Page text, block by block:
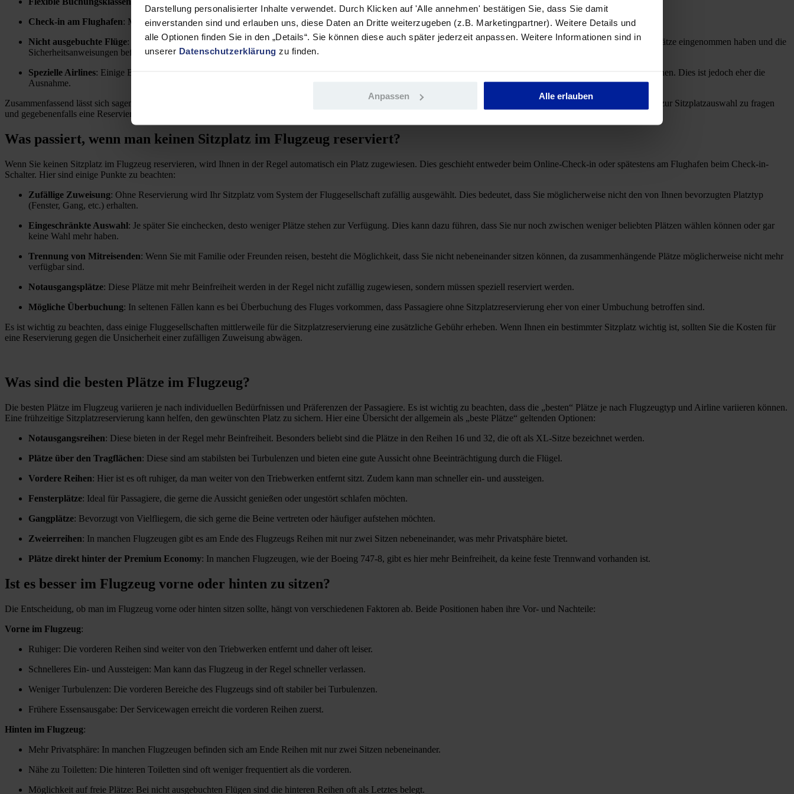
Darstellung personalisierter Inhalte verwendet. Durch Klicken auf 'Alle annehmen' bestätigen Sie, dass Sie damit
einverstanden sind und erlauben uns, diese Daten an Dritte weiterzugeben (z.B. Marketingpartner). Weitere Details und
alle Optionen finden Sie in den „Details“. Sie können diese auch später jederzeit anpassen. Weitere Informationen sind in
unserer Datenschutzerklärung zu finden.
Anpassen Alle erlauben
Check-in am Flughafen: Manchmal ist es möglich, beim Check-in am Flughafen nach einem bestimmten Sitzplatz zu fragen, sofern noch Plätze verfügbar sind.
Nicht ausgebuchte Flüge: Bei Flügen, die nicht voll besetzt sind, erlauben einige Airlines nach dem Start einen Platzwechsel, sofern alle Passagiere ihre zugewiesenen Plätze eingenommen haben und die
Sicherheitsanweisungen befolgt wurden.
Spezielle Airlines: Einige Billigfluggesellschaften praktizieren eine „freie Sitzplatzwahl“, bei der die Passagiere sich nach dem Boarding einen freien Platz aussuchen können. Dies ist jedoch eher die
Ausnahme.
Zusammenfassend lässt sich sagen, dass eine völlig freie Platzwahl im Flugzeug eher selten ist. Es empfiehlt sich, bei der Buchung oder beim Check-in nach den Möglichkeiten zur Sitzplatzauswahl zu fragen
und gegebenenfalls eine Reservierung vorzunehmen, um den gewünschten Platz zu sichern.
Was passiert, wenn man keinen Sitzplatz im Flugzeug reserviert?
Wenn Sie keinen Sitzplatz im Flugzeug reservieren, wird Ihnen in der Regel automatisch ein Platz zugewiesen. Dies geschieht entweder beim Online-Check-in oder spätestens am Flughafen beim Check-in-
Schalter. Hier sind einige Punkte zu beachten:
Zufällige Zuweisung: Ohne Reservierung wird Ihr Sitzplatz vom System der Fluggesellschaft zufällig ausgewählt. Dies bedeutet, dass Sie möglicherweise nicht den von Ihnen bevorzugten Platztyp
(Fenster, Gang, etc.) erhalten.
Eingeschränkte Auswahl: Je später Sie einchecken, desto weniger Plätze stehen zur Verfügung. Dies kann dazu führen, dass Sie nur noch zwischen weniger beliebten Plätzen wählen können oder gar
keine Wahl mehr haben.
Trennung von Mitreisenden: Wenn Sie mit Familie oder Freunden reisen, besteht die Möglichkeit, dass Sie nicht nebeneinander sitzen können, da zusammenhängende Plätze möglicherweise nicht mehr
verfügbar sind.
Notausgangsplätze: Diese Plätze mit mehr Beinfreiheit werden in der Regel nicht zufällig zugewiesen, sondern müssen speziell reserviert werden.
Mögliche Überbuchung: In seltenen Fällen kann es bei Überbuchung des Fluges vorkommen, dass Passagiere ohne Sitzplatzreservierung eher von einer Umbuchung betroffen sind.
Es ist wichtig zu beachten, dass einige Fluggesellschaften mittlerweile für die Sitzplatzreservierung eine zusätzliche Gebühr erheben. Wenn Ihnen ein bestimmter Sitzplatz wichtig ist, sollten Sie die Kosten für
eine Reservierung gegen die Unsicherheit einer zufälligen Zuweisung abwägen.
Was sind die besten Plätze im Flugzeug?
Die besten Plätze im Flugzeug variieren je nach individuellen Bedürfnissen und Präferenzen der Passagiere. Es ist wichtig zu beachten, dass die „besten“ Plätze je nach Flugzeugtyp und Airline variieren können.
Eine frühzeitige Sitzplatzreservierung kann helfen, den gewünschten Platz zu sichern. Hier eine Übersicht der allgemein als „beste Plätze“ geltenden Optionen:
Notausgangsreihen: Diese bieten in der Regel mehr Beinfreiheit. Besonders beliebt sind die Plätze in den Reihen 16 und 32, die oft als XL-Sitze bezeichnet werden.
Plätze über den Tragflächen: Diese sind am stabilsten bei Turbulenzen und bieten eine gute Aussicht ohne Beeinträchtigung durch die Flügel.
Vordere Reihen: Hier ist es oft ruhiger, da man weiter von den Triebwerken entfernt sitzt. Zudem kann man schneller ein- und aussteigen.
Fensterplätze: Ideal für Passagiere, die gerne die Aussicht genießen oder ungestört schlafen möchten.
Gangplätze: Bevorzugt von Vielfliegern, die sich gerne die Beine vertreten oder häufiger aufstehen möchten.
Zweierreihen: In manchen Flugzeugen gibt es am Ende des Flugzeugs Reihen mit nur zwei Sitzen nebeneinander, was mehr Privatsphäre bietet.
Plätze direkt hinter der Premium Economy: In manchen Flugzeugen, wie der Boeing 747-8, gibt es hier mehr Beinfreiheit, da keine feste Trennwand vorhanden ist.
Ist es besser im Flugzeug vorne oder hinten zu sitzen?
Die Entscheidung, ob man im Flugzeug vorne oder hinten sitzen sollte, hängt von verschiedenen Faktoren ab. Beide Positionen haben ihre Vor- und Nachteile:
Vorne im Flugzeug:
Ruhiger: Die vorderen Reihen sind weiter von den Triebwerken entfernt und daher oft leiser.
Schnelleres Ein- und Aussteigen: Man kann das Flugzeug in der Regel schneller verlassen.
Weniger Turbulenzen: Die vorderen Bereiche des Flugzeugs sind oft stabiler bei Turbulenzen.
Frühere Essensausgabe: Der Servicewagen erreicht die vorderen Reihen zuerst.
Hinten im Flugzeug:
Mehr Privatsphäre: In manchen Flugzeugen befinden sich am Ende Reihen mit nur zwei Sitzen nebeneinander.
Nähe zu Toiletten: Die hinteren Toiletten sind oft weniger frequentiert als die vorderen.
Möglichkeit auf freie Plätze: Bei nicht ausgebuchten Flügen sind die hinteren Reihen oft als Letztes belegt.